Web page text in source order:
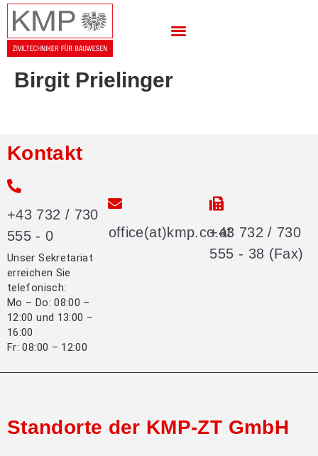
Birgit Prielinger
Kontakt
+43 732 / 730
555 - 0
Unser Sekretariat
erreichen Sie
telefonisch:
Mo – Do: 08:00 –
12:00 und 13:00 –
16:00
Fr: 08:00 – 12:00
office(at)kmp.co.at+43 732 / 730
555 - 38 (Fax)
Standorte der KMP-ZT GmbH